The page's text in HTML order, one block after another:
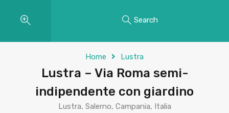
Search
Home Lustra
Lustra – Via Roma semi-
indipendente con giardino
Lustra, Salerno, Campania, Italia